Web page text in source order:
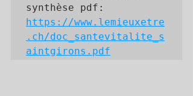
https://www.lemieuxetre
.ch/doc_santevitalite_s
aintgirons.pdf